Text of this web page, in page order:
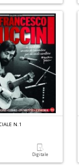
N.1
Digitale